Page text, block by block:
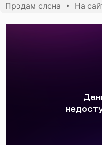
Продам слона • На